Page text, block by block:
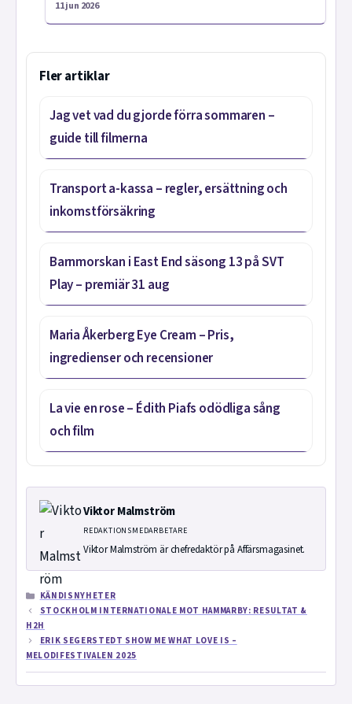
11 jun 2026
Fler artiklar
Jag vet vad du gjorde förra sommaren –
guide till filmerna
Transport a-kassa – regler, ersättning och
inkomstförsäkring
Barnmorskan i East End säsong 13 på SVT
Play – premiär 31 aug
Maria Åkerberg Eye Cream – Pris,
ingredienser och recensioner
La vie en rose – Édith Piafs odödliga sång
och film
Viktor Malmström
REDAKTIONSMEDARBETARE
Viktor Malmström är chefredaktör på Affärsmagasinet.
KATEGORIER
KÄNDISNYHETER
STOCKHOLM INTERNATIONALE MOT HAMMARBY: RESULTAT &
H2H
ERIK SEGERSTEDT SHOW ME WHAT LOVE IS –
MELODIFESTIVALEN 2025